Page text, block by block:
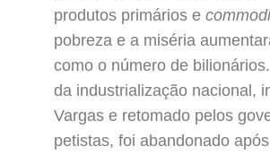
produtos primários e
pobreza e a miséria
como o número de
da industrialização nacional,
Vargas e retomado pelos
petistas, foi abandonado